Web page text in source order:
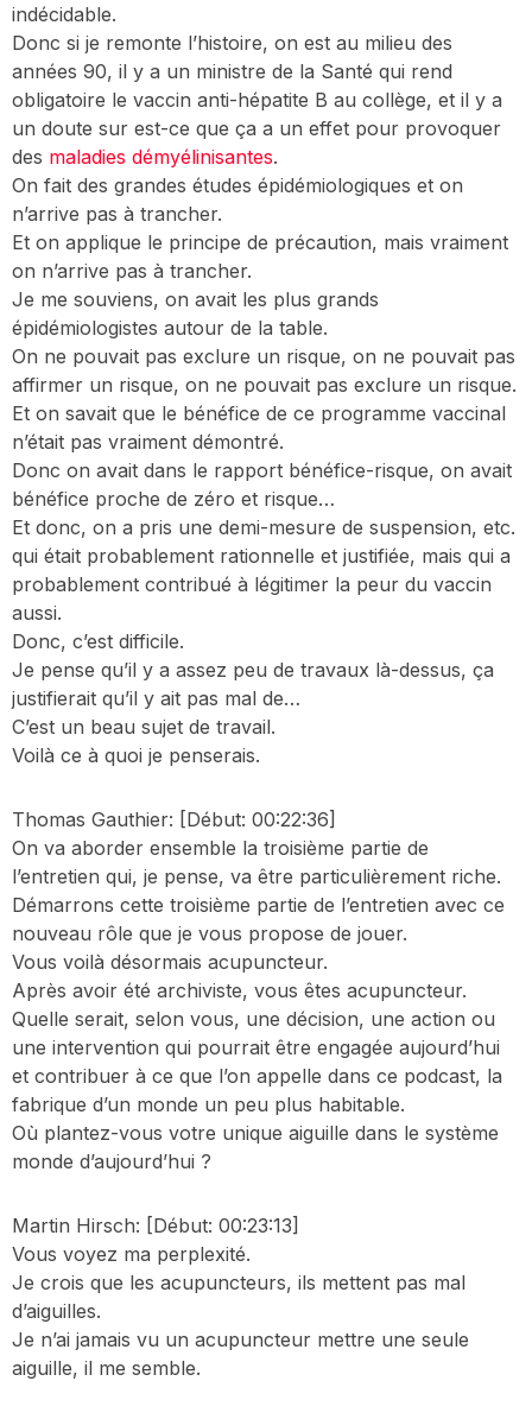
indécidable.
Donc si je remonte l’histoire, on est au milieu des
années 90, il y a un ministre de la Santé qui rend
obligatoire le vaccin anti-hépatite B au collège, et il y a
un doute sur est-ce que ça a un effet pour provoquer
des maladies démyélinisantes.
On fait des grandes études épidémiologiques et on
n’arrive pas à trancher.
Et on applique le principe de précaution, mais vraiment
on n’arrive pas à trancher.
Je me souviens, on avait les plus grands
épidémiologistes autour de la table.
On ne pouvait pas exclure un risque, on ne pouvait pas
affirmer un risque, on ne pouvait pas exclure un risque.
Et on savait que le bénéfice de ce programme vaccinal
n’était pas vraiment démontré.
Donc on avait dans le rapport bénéfice-risque, on avait
bénéfice proche de zéro et risque…
Et donc, on a pris une demi-mesure de suspension, etc.
qui était probablement rationnelle et justifiée, mais qui a
probablement contribué à légitimer la peur du vaccin
aussi.
Donc, c’est difficile.
Je pense qu’il y a assez peu de travaux là-dessus, ça
justifierait qu’il y ait pas mal de…
C’est un beau sujet de travail.
Voilà ce à quoi je penserais.
Thomas Gauthier: [Début: 00:22:36]
On va aborder ensemble la troisième partie de
l’entretien qui, je pense, va être particulièrement riche.
Démarrons cette troisième partie de l’entretien avec ce
nouveau rôle que je vous propose de jouer.
Vous voilà désormais acupuncteur.
Après avoir été archiviste, vous êtes acupuncteur.
Quelle serait, selon vous, une décision, une action ou
une intervention qui pourrait être engagée aujourd’hui
et contribuer à ce que l’on appelle dans ce podcast, la
fabrique d’un monde un peu plus habitable.
Où plantez-vous votre unique aiguille dans le système
monde d’aujourd’hui ?
Martin Hirsch: [Début: 00:23:13]
Vous voyez ma perplexité.
Je crois que les acupuncteurs, ils mettent pas mal
d’aiguilles.
Je n’ai jamais vu un acupuncteur mettre une seule
aiguille, il me semble.